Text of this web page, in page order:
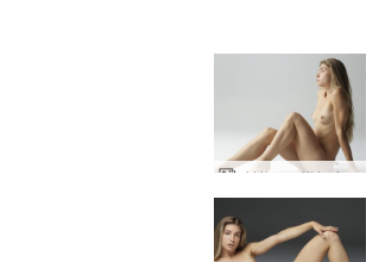
október náttúrufegurð